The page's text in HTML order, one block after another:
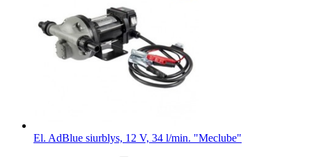
El. AdBlue siurblys, 12 V, 34 l/min. "Meclube"